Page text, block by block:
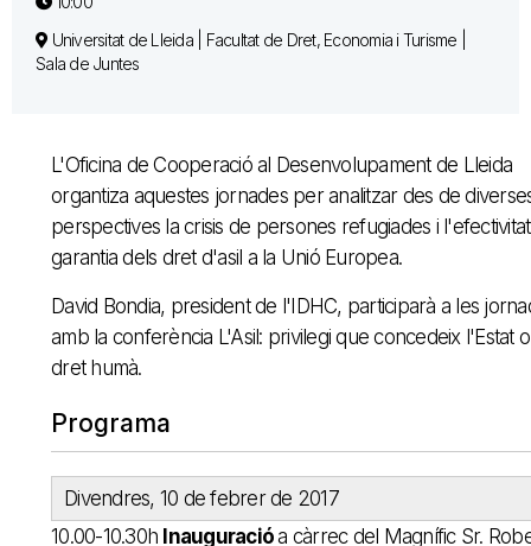
Universitat de Lleida | Facultat de Dret, Economia i Turisme |
Sala de Juntes
L'Oficina de Cooperació al Desenvolupament de Lleida
organtiza aquestes jornades per analitzar des de
perspectives la crisis de persones refugiades i
garantia dels dret d'asil a la Unió Europea.
David Bondia, president de l'IDHC, participarà a les
amb la conferència L'Asil: privilegi que concedeix l'Estat o
dret humà.
Programa
Divendres, 10 de febrer de 2017
10.00-10.30h Inauguracióa càrrec del Magnífic Sr.